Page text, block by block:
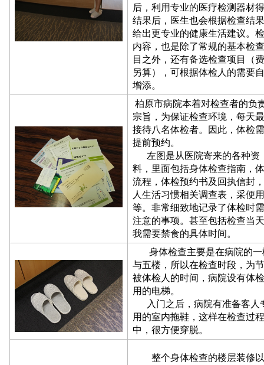
后，利用专业的医疗检测器材
结果后，医生也会根据检查结
给出更专业的健康生活建议。
内容，也是除了常规的基本检
目之外，还有备选检查项目（
另算），可根据体检人的需要
增添。
柏原市病院本着对检查者的负
宗旨，为保证检查环境，每天
接待八名体检者。因此，体检
提前预约。
左图是从医院寄来的各种资
料，里面包括身体检查指南，
流程，体检预约书及回执信封
人生活习惯相关调查表，采便
等。非常细致地记录了体检时
注意的事项。甚至包括检查当
我需要禁食的具体时间。
身体检查主要是在病院的一
与五楼，所以在检查时段，为
被体检人的时间，病院设有体
用的电梯。
入门之后，病院有准备客人
用的室内拖鞋，这样在检查过程
中，很方便穿脱。
整个身体检查的楼层装修